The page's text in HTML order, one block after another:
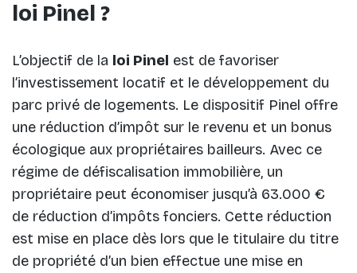
loi Pinel ?
L’objectif de la loi Pinel est de favoriser
l’investissement locatif et le développement du
parc privé de logements. Le dispositif Pinel offre
une réduction d’impôt sur le revenu et un bonus
écologique aux propriétaires bailleurs. Avec ce
régime de défiscalisation immobilière, un
propriétaire peut économiser jusqu’à 63.000 €
de réduction d’impôts fonciers. Cette réduction
est mise en place dès lors que le titulaire du titre
de propriété d’un bien effectue une mise en